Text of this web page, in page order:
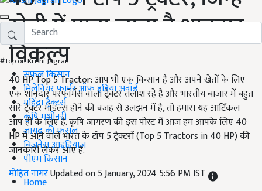
#Top on Krishi Jagran
सफल किसान
मिलेनियर फार्मर ऑफ इंडिया अवॉर्ड
महिंद्रा ट्रैक्टर्स
कृषि मशीनरी
जायद की फसल
बिज़नेस आइडियाज
पीएम किसान
Home
खेती में माना जाता है शानदार
विकल्प
40 HP Top 5 Tractor: आप भी एक किसान है और अपने खेतों के लिए
एक शानदार परफॉर्मेंस वाला ट्रैक्टर तलाश रहे हैं और भारतीय बाजार में बहुत
सारे ट्रैक्टर मॉडल्स होने की वजह से उलझन में है, तो हमारा यह आर्टिकल
आप ही के लिए है. कृषि जागरण की इस पोस्ट में आज हम आपके लिए 40
HP में आने वाले भारत के टॉप 5 ट्रैक्टरों (Top 5 Tractors in 40 HP) की
जानकारी लेकर आए हैं.
मोहित नागरUpdated on 5 January, 2024 5:56 PM IST